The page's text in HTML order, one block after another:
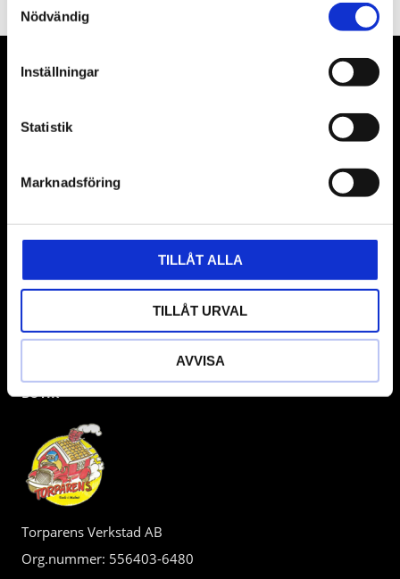
Nödvändig
Inställningar
Statistik
Marknadsföring
TILLÅT ALLA
TILLÅT URVAL
AVVISA
VÅRA LEVERANTÖRER
Våra främsta leverantörer är KS Tools verktyg, ATH billyftar
& däckmaskiner och Master luftmaskiner. Kontakta oss
gärna om vad som helst då vi gör vårt yttersta för att hjälpa
kunden.
BUTIK
Torparens Verkstad AB
Org.nummer: 556403-6480